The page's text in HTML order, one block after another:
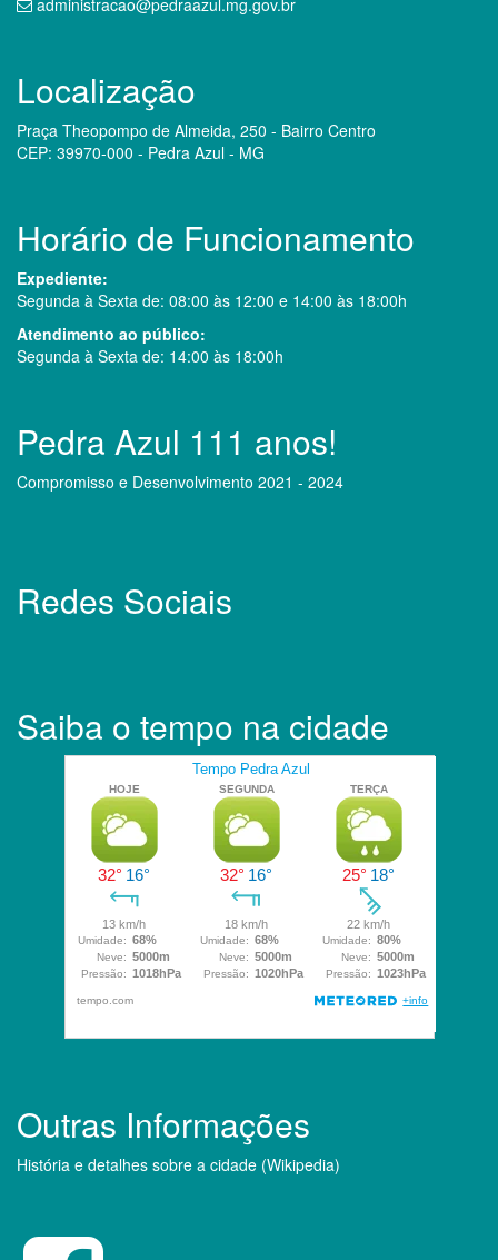
administracao@pedraazul.mg.gov.br
Localização
Praça Theopompo de Almeida, 250 - Bairro Centro
CEP: 39970-000 - Pedra Azul - MG
Horário de Funcionamento
Expediente:
Segunda à Sexta de: 08:00 às 12:00 e 14:00 às 18:00h
Atendimento ao público:
Segunda à Sexta de: 14:00 às 18:00h
Pedra Azul 111 anos!
Compromisso e Desenvolvimento 2021 - 2024
Redes Sociais
Saiba o tempo na cidade
Outras Informações
História e detalhes sobre a cidade (Wikipedia)